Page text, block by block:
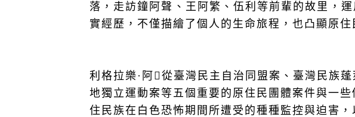
落，走訪鐘阿聲、王阿繁、伍利等前輩的故里，
實經歷，不僅描繪了個人的生命旅程，也凸顯原
利格拉樂·阿𡠄從臺灣民主自治同盟案、臺灣民族
地獨立運動案等五個重要的原住民團體案件與一
住民族在白色恐怖期間所遭受的種種監控與迫害